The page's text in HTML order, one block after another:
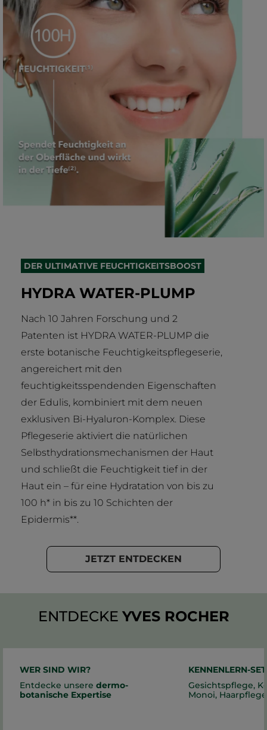
DER ULTIMATIVE FEUCHTIGKEITSBOOST
HYDRA WATER-PLUMP
Nach 10 Jahren Forschung und 2
Patenten ist HYDRA WATER-PLUMP die
erste botanische Feuchtigkeitspflegeserie,
angereichert mit den
feuchtigkeitsspendenden Eigenschaften
der Edulis, kombiniert mit dem neuen
exklusiven Bi-Hyaluron-Komplex. Diese
Pflegeserie aktiviert die natürlichen
Selbsthydrationsmechanismen der Haut
und schließt die Feuchtigkeit tief in der
Haut ein – für eine Hydratation von bis zu
100 h* in bis zu 10 Schichten der
Epidermis**.
JETZT ENTDECKEN
ENTDECKE YVES ROCHER
WER SIND WIR?
Entdecke unsere dermo-
botanische Expertise
KENNENLERN-
Gesichtspflege,
Monoi,